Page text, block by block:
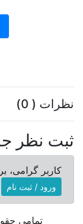
نظرات ( 0)
ثبت نظر
کاربر گرامی،
ورود / ثبت نام
تمامی